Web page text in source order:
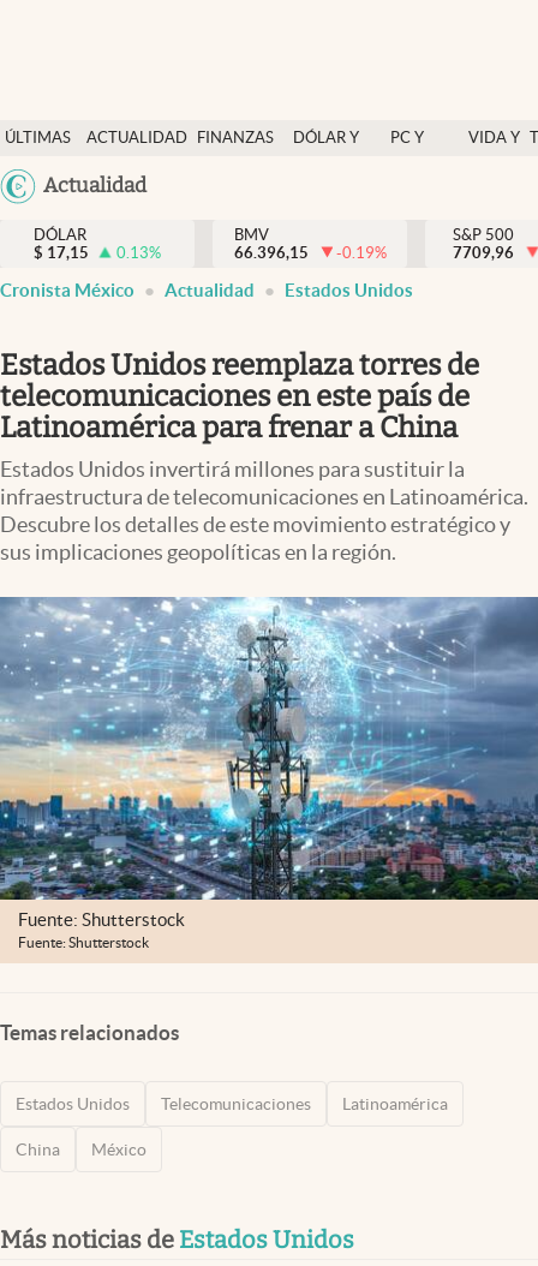
ÚLTIMAS
NOTICIAS
ACTUALIDAD
FINANZAS
DÓLAR Y
PC Y
VIDA Y
México
Uruguay
Actualidad
Actualidad
Finanzas y economía
Dólar y mercados
Brand Strategy
Pc y celular
Vida y estilo
Tv
Clima
Espiritualidad
Mediakit
abre en nueva pestaña
México
DÓLAR
$ 17,15 0.13%
BMV
66.396,15
-0.19%
S&P 500
7709,96
Cronista México Actualidad Estados Unidos
Estados Unidos reemplaza torres de
telecomunicaciones en este país de
Latinoamérica para frenar a China
Estados Unidos invertirá millones para sustituir la
infraestructura de telecomunicaciones en Latinoamérica.
Descubre los detalles de este movimiento estratégico y
sus implicaciones geopolíticas en la región.
Fuente: Shutterstock
Fuente: Shutterstock
Temas relacionados
Estados Unidos Telecomunicaciones Latinoamérica
China México
Más noticias de Estados Unidos